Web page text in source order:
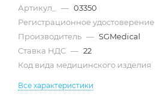
Артикул_ — 03350
Регистрационное удостоверение
Производитель — SGMedical
Ставка НДС — 22
Код вида медицинского изделия
Все характеристики